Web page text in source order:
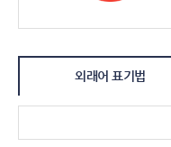
외래어 표기법